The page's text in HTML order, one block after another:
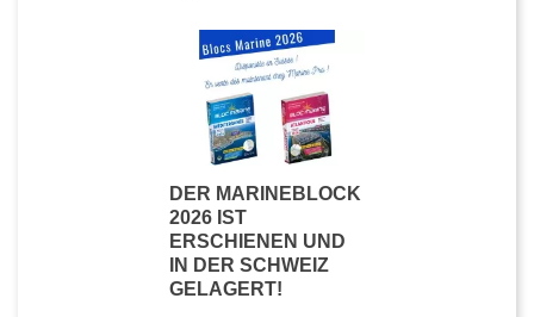
DER MARINEBLOCK
2026 IST
ERSCHIENEN UND
IN DER SCHWEIZ
GELAGERT!